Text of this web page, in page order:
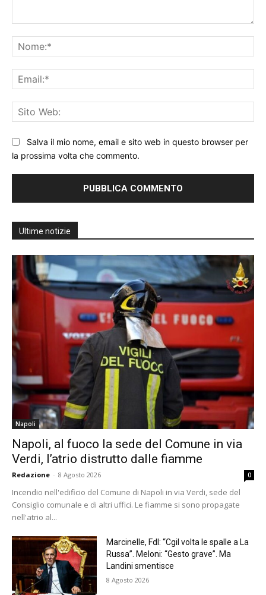
Salva il mio nome, email e sito web in questo browser per
la prossima volta che commento.
Ultime notizie
Napoli
Napoli, al fuoco la sede del Comune in via
Verdi, l’atrio distrutto dalle fiamme
Redazione - 8 Agosto 2026 0
Incendio nell'edificio del Comune di Napoli in via Verdi, sede del
Consiglio comunale e di altri uffici. Le fiamme si sono propagate
nell'atrio al...
Marcinelle, FdI: “Cgil volta le spalle a La
Russa”. Meloni: “Gesto grave”. Ma
Landini smentisce
8 Agosto 2026